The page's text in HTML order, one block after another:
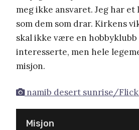
meg ikke ansvaret. Jeg har
som dem som drar. Kirkens
skal ikke være en hobbyklubb
interesserte, men hele
misjon.
namib desert sunrise/
Misjon